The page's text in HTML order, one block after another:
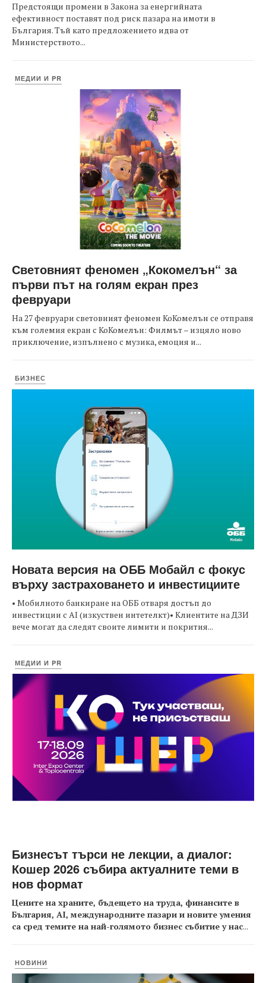
Предстоящи промени в Закона за енергийната
ефективност поставят под риск пазара на имоти в
България. Тъй като предложението идва от
Министерството...
МЕДИИ И PR
Световният феномен „Кокомелън“ за
първи път на голям екран през
февруари
На 27 февруари световният феномен КоКомелън се отправя
към големия екран с КоКомелън: Филмът – изцяло ново
приключение, изпълнено с музика, емоция и...
БИЗНЕС
Новата версия на ОББ Мобайл с фокус
върху застраховането и инвестициите
• Мобилното банкиране на ОББ отваря достъп до
инвестиции с AI (изкуствен интетелкт)• Клиентите на ДЗИ
вече могат да следят своите лимити и покрития...
МЕДИИ И PR
Бизнесът търси не лекции, а диалог:
Кошер 2026 събира актуалните теми в
нов формат
Цените на храните, бъдещето на труда, финансите в
България, AI, международните пазари и новите умения
са сред темите на най-голямото бизнес събитие у нас...
НОВИНИ